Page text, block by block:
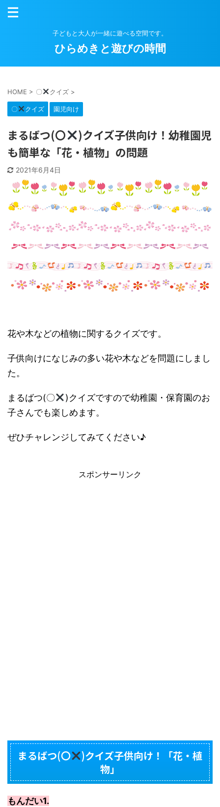
子どもと大人が一緒に遊べる空間です。
ひらめきと遊びの時間
HOME > 〇 クイズ >
〇 クイズ 園児向け
まるばつ(〇
)クイズ子供向け！幼稚園児
も簡単な「花・植物」の問題
2021年6月4日
花や木などの植物に関するクイズです。
子供向けになじみの多い花や木などを問題にしまし
た。
まるばつ(〇
)クイズですので幼稚園・保育園のお
子さんでも楽しめます。
ぜひチャレンジしてみてください♪
スポンサーリンク
まるばつ(〇
)クイズ子供向け！「花・植
物」
もんだい1.